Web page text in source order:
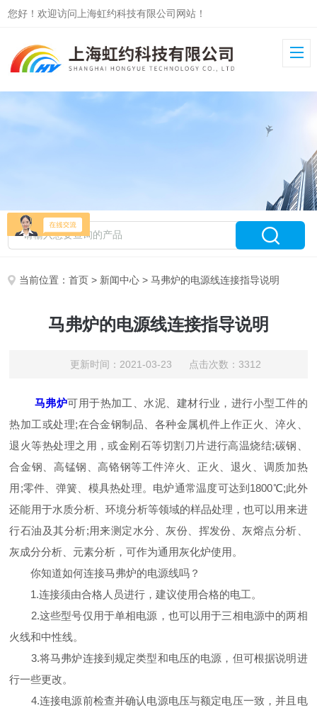
您好！欢迎访问上海虹约科技有限公司网站！
当前位置：首页 > 新闻中心 > 马弗炉的电源线连接指导说明
马弗炉的电源线连接指导说明
更新时间：2021-03-23 点击次数：3312
马弗炉可用于热加工、水泥、建材行业，进行小型工件的
热加工或处理;在合金钢制品、各种金属机件上作正火、淬火、
退火等热处理之用，或金刚石等切割刀片进行高温烧结;碳钢、
合金钢、高锰钢、高铬钢等工件淬火、正火、退火、调质加热
用;零件、弹簧、模具热处理。电炉通常温度可达到1800℃;此外
还能用于水质分析、环境分析等领域的样品处理，也可以用来进
行石油及其分析;用来测定水分、灰份、挥发份、灰熔点分析、
灰成分分析、元素分析，可作为通用灰化炉使用。
你知道如何连接马弗炉的电源线吗？
1.连接须由合格人员进行，建议使用合格的电工。
2.这些型号仅用于单相电源，也可以用于三相电源中的两相
火线和中性线。
3.将马弗炉连接到规定类型和电压的电源，但可根据说明进
行一些更改。
4.连接电源前检查并确认电源电压与额定电压一致，并且电